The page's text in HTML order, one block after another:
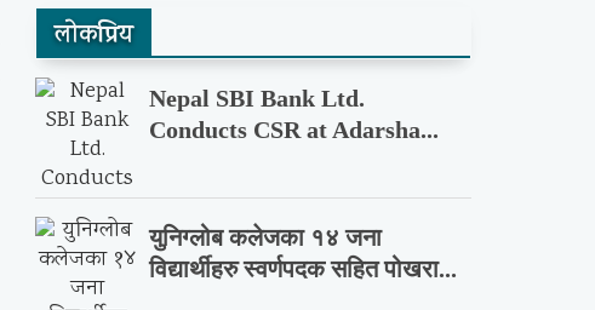
लाेकप्रिय
Nepal SBI Bank Ltd.
Conducts CSR at Adarsha...
युनिग्लोब कलेजका १४ जना
विद्यार्थीहरु स्वर्णपदक सहित पोखरा...